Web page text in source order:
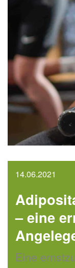
14.06.2021
– eine
Eine